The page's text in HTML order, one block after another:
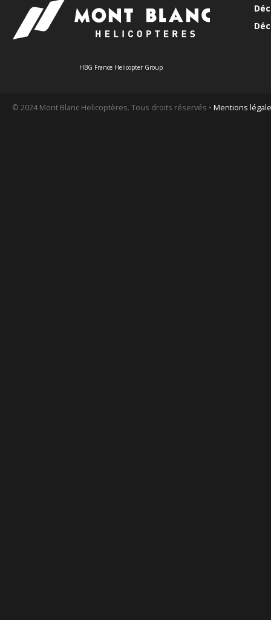
HBG France Helicopter Group
© 2024 Mont Blanc Helicoptères. Tous droits réservés • Mentions